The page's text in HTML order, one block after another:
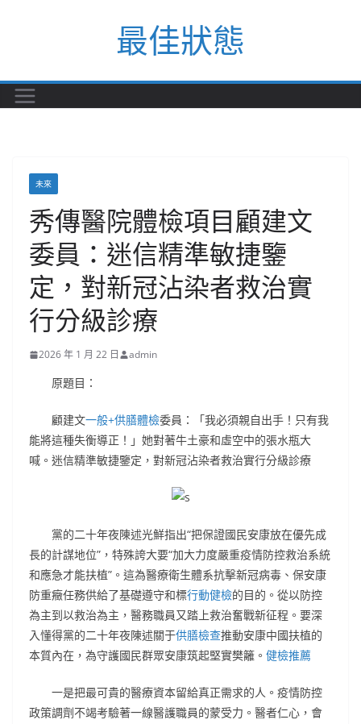
最佳狀態
未來
秀傳醫院體檢項目顧建文
委員：迷信精準敏捷鑒
定，對新冠沾染者救治實
行分級診療
2026 年 1 月 22 日 admin
原題目：
顧建文一般+供膳體檢委員：「我必須親自出手！只有我
能將這種失衡導正！」她對著牛土豪和虛空中的張水瓶大
喊。迷信精準敏捷鑒定，對新冠沾染者救治實行分級診療
黨的二十年夜陳述光鮮指出“把保證國民安康放在優先成
長的計謀地位”，特殊誇大要“加大力度嚴重疫情防控救治系統
和應急才能扶植”。這為醫療衛生體系抗擊新冠病毒、保安康
防重癥任務供給了基礎遵守和標行動健檢的目的。從以防控
為主到以救治為主，醫務職員又踏上救治奮戰新征程。要深
入懂得黨的二十年夜陳述關于供膳檢查推動安康中國扶植的
本質內在，為守護國民群眾安康筑起堅實樊籬。 健檢推薦
一是把最可貴的醫療資本留給真正需求的人。疫情防控
政策調劑不竭考驗著一線醫護職員的蒙受力。醫者仁心，會